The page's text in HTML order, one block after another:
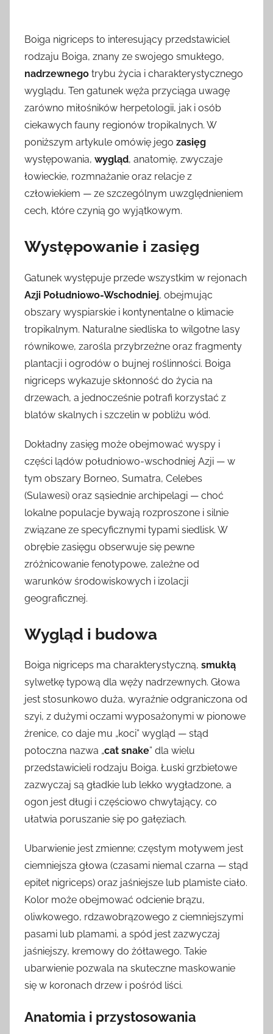
Boiga nigriceps to interesujący przedstawiciel
rodzaju Boiga, znany ze swojego smukłego,
nadrzewnego trybu życia i charakterystycznego
wyglądu. Ten gatunek węża przyciąga uwagę
zarówno miłośników herpetologii, jak i osób
ciekawych fauny regionów tropikalnych. W
poniższym artykule omówię jego zasięg
występowania, wygląd, anatomię, zwyczaje
łowieckie, rozmnażanie oraz relacje z
człowiekiem — ze szczególnym uwzględnieniem
cech, które czynią go wyjątkowym.
Występowanie i zasięg
Gatunek występuje przede wszystkim w rejonach
Azji Południowo-Wschodniej, obejmując
obszary wyspiarskie i kontynentalne o klimacie
tropikalnym. Naturalne siedliska to wilgotne lasy
równikowe, zarośla przybrzeżne oraz fragmenty
plantacji i ogrodów o bujnej roślinności. Boiga
nigriceps wykazuje skłonność do życia na
drzewach, a jednocześnie potrafi korzystać z
blatów skalnych i szczelin w pobliżu wód.
Dokładny zasięg może obejmować wyspy i
części lądów południowo-wschodniej Azji — w
tym obszary Borneo, Sumatra, Celebes
(Sulawesi) oraz sąsiednie archipelagi — choć
lokalne populacje bywają rozproszone i silnie
związane ze specyficznymi typami siedlisk. W
obrębie zasięgu obserwuje się pewne
zróżnicowanie fenotypowe, zależne od
warunków środowiskowych i izolacji
geograficznej.
Wygląd i budowa
Boiga nigriceps ma charakterystyczną, smukłą
sylwetkę typową dla węży nadrzewnych. Głowa
jest stosunkowo duża, wyraźnie odgraniczona od
szyi, z dużymi oczami wyposażonymi w pionowe
źrenice, co daje mu „koci” wygląd — stąd
potoczna nazwa „cat snake” dla wielu
przedstawicieli rodzaju Boiga. Łuski grzbietowe
zazwyczaj są gładkie lub lekko wygładzone, a
ogon jest długi i częściowo chwytający, co
ułatwia poruszanie się po gałęziach.
Ubarwienie jest zmienne; częstym motywem jest
ciemniejsza głowa (czasami niemal czarna — stąd
epitet nigriceps) oraz jaśniejsze lub plamiste ciało.
Kolor może obejmować odcienie brązu,
oliwkowego, rdzawobrązowego z ciemniejszymi
pasami lub plamami, a spód jest zazwyczaj
jaśniejszy, kremowy do żółtawego. Takie
ubarwienie pozwala na skuteczne maskowanie
się w koronach drzew i pośród liści.
Anatomia i przystosowania